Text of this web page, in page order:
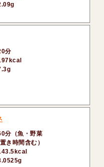
分
分（魚・野菜
き時間含む）